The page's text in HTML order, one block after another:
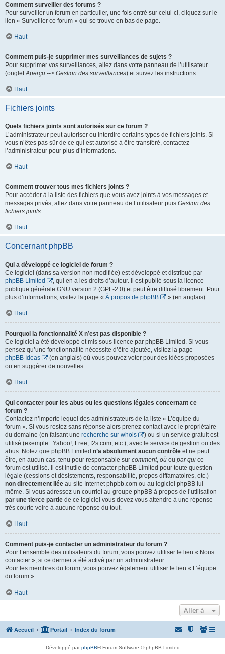
Comment surveiller des forums ?
Pour surveiller un forum en particulier, une fois entré sur celui-ci, cliquez sur le
lien « Surveiller ce forum » qui se trouve en bas de page.
Haut
Comment puis-je supprimer mes surveillances de sujets ?
Pour supprimer vos surveillances, allez dans votre panneau de l’utilisateur
(ongletAperçu --> Gestion des surveillances) et suivez les instructions.
Haut
Fichiers joints
Quels fichiers joints sont autorisés sur ce forum ?
L’administrateur peut autoriser ou interdire certains types de fichiers joints. Si
vous n’êtes pas sûr de ce qui est autorisé à être transféré, contactez
l’administrateur pour plus d’informations.
Haut
Comment trouver tous mes fichiers joints ?
Pour accéder à la liste des fichiers que vous avez joints à vos messages et
messages privés, allez dans votre panneau de l’utilisateur puis Gestion des
fichiers joints.
Haut
Concernant phpBB
Qui a développé ce logiciel de forum ?
Ce logiciel (dans sa version non modifiée) est développé et distribué par
phpBB Limited
, qui en a les droits d’auteur. Il est publié sous la licence
publique générale GNU version 2 (GPL-2.0) et peut être diffusé librement. Pour
plus d’informations, visitez la page « À propos de phpBB » (en anglais).
Haut
Pourquoi la fonctionnalité X n’est pas disponible ?
Ce logiciel a été développé et mis sous licence par phpBB Limited. Si vous
pensez qu’une fonctionnalité nécessite d’être ajoutée, visitez la page
phpBB Ideas
(en anglais) où vous pouvez voter pour des idées proposées
ou en suggérer de nouvelles.
Haut
Qui contacter pour les abus ou les questions légales concernant ce
forum ?
Contactez n’importe lequel des administrateurs de la liste « L’équipe du
forum ». Si vous restez sans réponse alors prenez contact avec le propriétaire
du domaine (en faisant une recherche sur whois
) ou si un service gratuit est
utilisé (exemple : Yahoo!, Free, f2s.com, etc.), avec le service de gestion ou des
abus. Notez que phpBB Limited n’a absolument aucun contrôle et ne peut
être, en aucun cas, tenu pour responsable sur comment, où ou par qui ce
forum est utilisé. Il est inutile de contacter phpBB Limited pour toute question
légale (cessions et désistements, responsabilité, propos diffamatoires, etc.)
non directement liée au site Internet phpbb.com ou au logiciel phpBB lui-
même. Si vous adressez un courriel au groupe phpBB à propos de l’utilisation
par une tierce partie de ce logiciel vous devez vous attendre à une réponse
très courte voire à aucune réponse du tout.
Haut
Comment puis-je contacter un administrateur du forum ?
Pour l’ensemble des utilisateurs du forum, vous pouvez utiliser le lien « Nous
contacter », si ce dernier a été activé par un administrateur.
Pour les membres du forum, vous pouvez également utiliser le lien « L’équipe
du forum ».
Haut
Aller à
Accueil Portail Index du forum
Développé parphpBB® Forum Software © phpBB Limited